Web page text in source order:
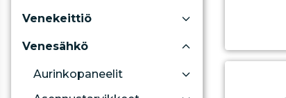
Venekeittiö
Venesähkö
Aurinkopaneelit